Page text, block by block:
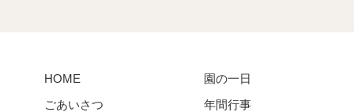
HOME
ごあいさつ
園の一日
年間行事